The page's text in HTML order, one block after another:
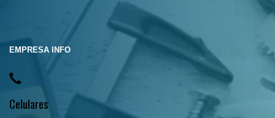
EMPRESA INFO
Celulares